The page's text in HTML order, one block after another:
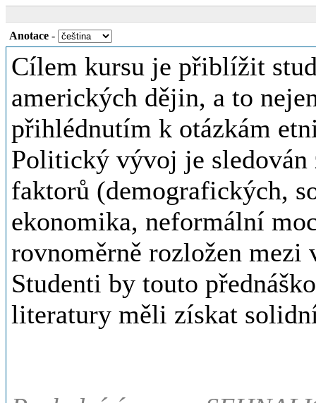
Anotace -
Cílem kursu je přiblížit
amerických dějin, a to
přihlédnutím k otázkám
Politický vývoj je sledován
faktorů (demografických,
ekonomika, neformální
rovnoměrně rozložen
Studenti by touto
literatury měli získat